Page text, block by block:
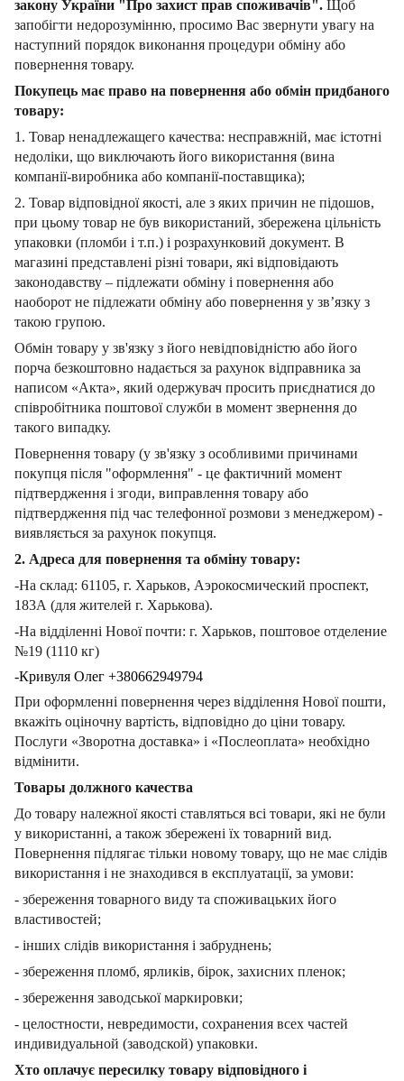
закону України "Про захист прав споживачів". Щоб
запобігти недорозумінню, просимо Вас звернути увагу на
наступний порядок виконання процедури обміну або
повернення товару.
Покупець має право на повернення або обмін придбаного
товару:
1. Товар ненадлежащего качества: несправжній, має істотні
недоліки, що виключають його використання (вина
компанії-виробника або компанії-поставщика);
2. Товар відповідної якості, але з яких причин не підошов,
при цьому товар не був використаний, збережена цільність
упаковки (пломби і т.п.) і розрахунковий документ. В
магазині представлені різні товари, які відповідають
законодавству – підлежати обміну і повернення або
наоборот не підлежати обміну або повернення у зв’язку з
такою групою.
Обмін товару у зв'язку з його невідповідністю або його
порча безкоштовно надається за рахунок відправника за
написом «Акта», який одержувач просить приєднатися до
співробітника поштової служби в момент звернення до
такого випадку.
Повернення товару (у зв'язку з особливими причинами
покупця після "оформлення" - це фактичний момент
підтвердження і згоди, виправлення товару або
підтвердження під час телефонної розмови з менеджером) -
виявляється за рахунок покупця.
2. Адреса для повернення та обміну товару:
-На склад: 61105, г. Харьков, Аэрокосмический проспект,
183А (для жителей г. Харькова).
-На відділенні Нової почти: г. Харьков, поштовое отделение
№19 (1110 кг)
-Кривуля Олег +380662949794
При оформленні повернення через відділення Нової пошти,
вкажіть оціночну вартість, відповідно до ціни товару.
Послуги «Зворотна доставка» і «Послеоплата» необхідно
відмінити.
Товары должного качества
До товару належної якості ставляться всі товари, які не були
у використанні, а також збережені їх товарний вид.
Повернення підлягає тільки новому товару, що не має слідів
використання і не знаходився в експлуатації, за умови:
- збереження товарного виду та споживацьких його
властивостей;
- інших слідів використання і забруднень;
- збереження пломб, ярликів, бірок, захисних пленок;
- збереження заводської маркировки;
- целостности, невредимости, сохранения всех частей
индивидуальной (заводской) упаковки.
Хто оплачує пересилку товару відповідного і